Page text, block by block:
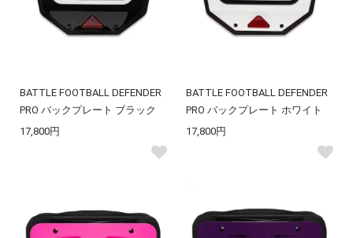
BATTLE FOOTBALL DEFENDER
PRO バックプレート ブラック
17,800円
BATTLE FOOTBALL DEFENDER
PRO バックプレート ホワイト
17,800円